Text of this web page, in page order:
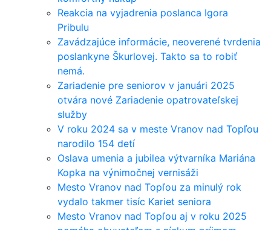
Reakcia na vyjadrenia poslanca Igora
Pribulu
Zavádzajúce informácie, neoverené tvrdenia
poslankyne Škurlovej. Takto sa to robiť
nemá.
Zariadenie pre seniorov v januári 2025
otvára nové Zariadenie opatrovateľskej
služby
V roku 2024 sa v meste Vranov nad Topľou
narodilo 154 detí
Oslava umenia a jubilea výtvarníka Mariána
Kopka na výnimočnej vernisáži
Mesto Vranov nad Topľou za minulý rok
vydalo takmer tisíc Kariet seniora
Mesto Vranov nad Topľou aj v roku 2025